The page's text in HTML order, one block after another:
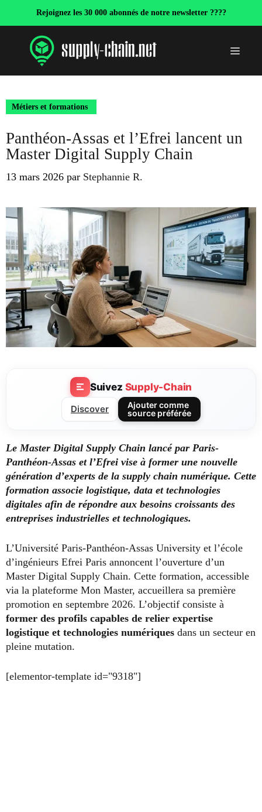
Rejoignez les 30 000 abonnés de notre newsletter ????
Menu
Métiers et formations
Panthéon-Assas et l’Efrei lancent un
Master Digital Supply Chain
13 mars 2026 par Stephannie R.
Suivez Supply-Chain
Discover
Ajouter comme
source préférée
Le Master Digital Supply Chain lancé par Paris-
Panthéon-Assas et l’Efrei vise à former une nouvelle
génération d’experts de la supply chain numérique. Cette
formation associe logistique, data et technologies
digitales afin de répondre aux besoins croissants des
entreprises industrielles et technologiques.
L’Université Paris‑Panthéon‑Assas University et l’école
d’ingénieurs Efrei Paris annoncent l’ouverture d’un
Master Digital Supply Chain. Cette formation, accessible
via la plateforme Mon Master, accueillera sa première
promotion en septembre 2026. L’objectif consiste à
former des profils capables de relier expertise
logistique et technologies numériques dans un secteur en
pleine mutation.
[elementor-template id="9318"]